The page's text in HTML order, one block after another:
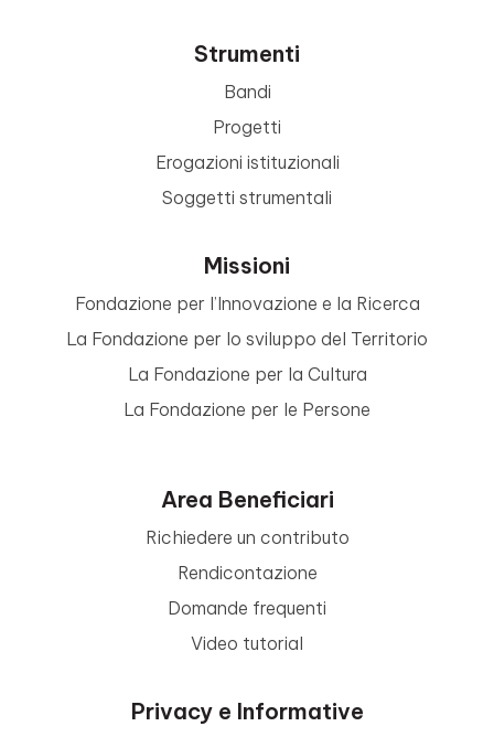
Strumenti
Bandi
Progetti
Erogazioni istituzionali
Soggetti strumentali
Missioni
Fondazione per l’Innovazione e la Ricerca
La Fondazione per lo sviluppo del Territorio
La Fondazione per la Cultura
La Fondazione per le Persone
Area Beneficiari
Richiedere un contributo
Rendicontazione
Domande frequenti
Video tutorial
Privacy e Informative